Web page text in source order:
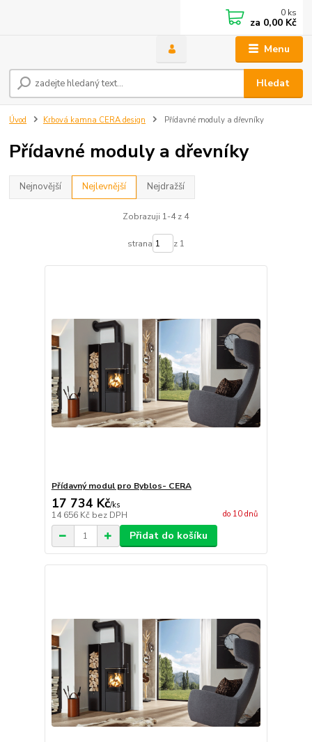
Menu
Hledat
0 ks
za 0,00 Kč
Úvod Krbová kamna CERA design Přídavné moduly a dřevníky
Přídavné moduly a dřevníky
Nejnovější Nejlevnější Nejdražší
Zobrazuji 1-4 z 4
strana z 1
Přídavný modul pro Byblos- CERA
17 734 Kč/ks
14 656 Kč bez DPH do 10 dnů
Přidat do košíku